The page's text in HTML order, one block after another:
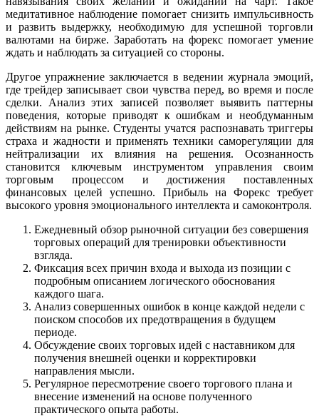
медитативное наблюдение помогает снизить импульсивность
и развить выдержку, необходимую для успешной торговли
валютами на бирже. Заработать на форекс помогает умение
ждать и наблюдать за ситуацией со стороны.
Другое упражнение заключается в ведении журнала эмоций,
где трейдер записывает свои чувства перед, во время и после
сделки. Анализ этих записей позволяет выявить паттерны
поведения, которые приводят к ошибкам и необдуманным
действиям на рынке. Студенты учатся распознавать триггеры
страха и жадности и применять техники саморегуляции для
нейтрализации их влияния на решения. Осознанность
становится ключевым инструментом управления своим
торговым процессом и достижения поставленных
финансовых целей успешно. Прибыль на Форекс требует
высокого уровня эмоционального интеллекта и самоконтроля.
Ежедневный обзор рыночной ситуации без совершения
торговых операций для тренировки объективности
взгляда.
Фиксация всех причин входа и выхода из позиции с
подробным описанием логического обоснования
каждого шага.
Анализ совершенных ошибок в конце каждой недели с
поиском способов их предотвращения в будущем
периоде.
Обсуждение своих торговых идей с наставником для
получения внешней оценки и корректировки
направления мысли.
Регулярное пересмотрение своего торгового плана и
внесение изменений на основе полученного
практического опыта работы.